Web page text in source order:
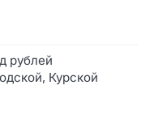
рублей
Курской